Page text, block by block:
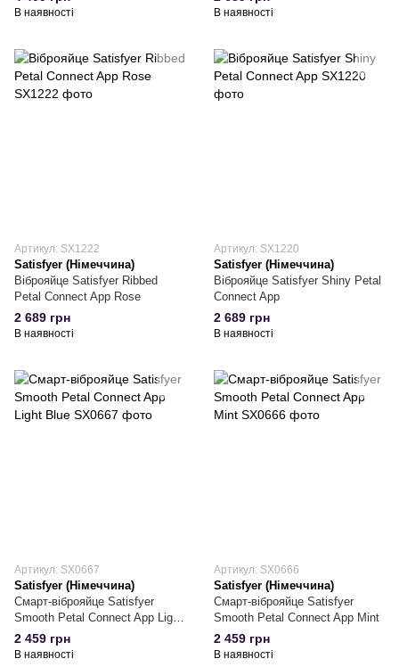
В наявності В наявності
Артикул: SX1222
Satisfyer (Німеччина)
Віброяйце Satisfyer Ribbed
Petal Connect App Rose
2 689 грн
В наявності
Артикул: SX1220
Satisfyer (Німеччина)
Віброяйце Satisfyer Shiny Petal
Connect App
2 689 грн
В наявності
Артикул: SX0667
Satisfyer (Німеччина)
Смарт-віброяйце Satisfyer
Smooth Petal Connect App Light
Blue
2 459 грн
В наявності
Артикул: SX0666
Satisfyer (Німеччина)
Смарт-віброяйце Satisfyer
Smooth Petal Connect App Mint
2 459 грн
В наявності